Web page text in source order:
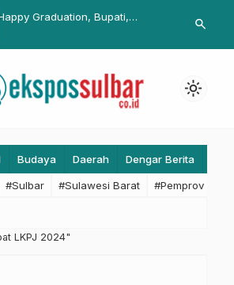
Graduation, Bupati,
“Ngopi
Wujudkan
search
light_mode
Budaya Daerah Dengar Berita
#Sulbar #Sulawesi Barat #Pemprov
LKPJ 2024"